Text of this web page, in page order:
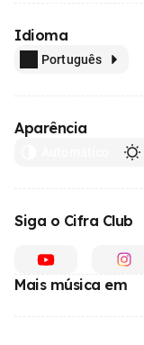
Idioma
Português
Aparência
Siga o Cifra Club
Mais música em